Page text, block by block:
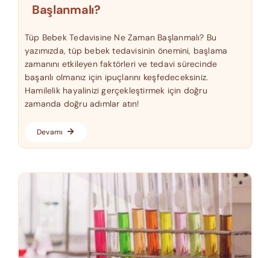
Başlanmalı?
Tüp Bebek Tedavisine Ne Zaman Başlanmalı? Bu
yazımızda, tüp bebek tedavisinin önemini, başlama
zamanını etkileyen faktörleri ve tedavi sürecinde
başarılı olmanız için ipuçlarını keşfedeceksiniz.
Hamilelik hayalinizi gerçekleştirmek için doğru
zamanda doğru adımlar atın!
Devamı